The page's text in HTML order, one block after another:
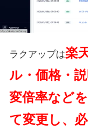
ラクアップは楽
ル・価格・
変倍率など
て変更し、